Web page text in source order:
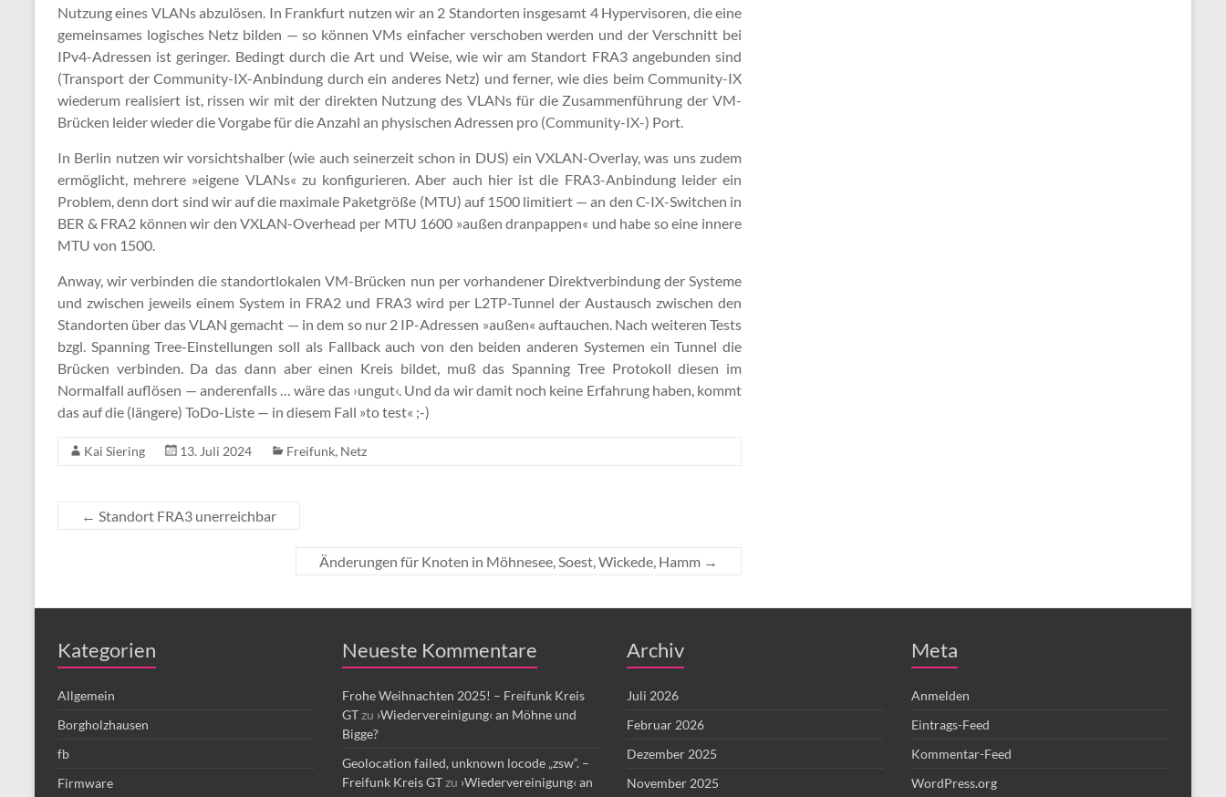
Nutzung eines VLANs abzulösen. In Frankfurt nutzen wir an 2 Standorten insgesamt 4 Hypervisoren, die eine
gemeinsames logisches Netz bilden — so können VMs einfacher verschoben werden und der Verschnitt bei
IPv4-Adressen ist geringer. Bedingt durch die Art und Weise, wie wir am Standort FRA3 angebunden sind
(Transport der Community-IX-Anbindung durch ein anderes Netz) und ferner, wie dies beim Communi­ty-IX
wiederum realisiert ist, rissen wir mit der direkten Nutzung des VLANs für die Zusammenführung der VM-
Brücken leider wieder die Vorgabe für die Anzahl an physischen Adressen pro (Community-IX-) Port.
In Berlin nutzen wir vorsichtshalber (wie auch seinerzeit schon in DUS) ein VXLAN-Overlay, was uns zudem
ermöglicht, mehrere »eigene VLANs« zu konfigurieren. Aber auch hier ist die FRA3-Anbindung leider ein
Problem, denn dort sind wir auf die maximale Paketgröße (MTU) auf 1500 limitiert — an den C-IX-Switchen in
BER & FRA2 können wir den VXLAN-Overhead per MTU 1600 »außen dranpappen« und habe so eine innere
MTU von 1500.
Anway, wir verbinden die standortlokalen VM-Brücken nun per vorhandener Direktverbindung der Systeme
und zwischen jeweils einem System in FRA2 und FRA3 wird per L2TP-Tunnel der Austausch zwischen den
Standorten über das VLAN gemacht — in dem so nur 2 IP-Adressen »außen« auftauchen. Nach weiteren Tests
bzgl. Spanning Tree-Einstellungen soll als Fallback auch von den beiden anderen Systemen ein Tunnel die
Brücken verbinden. Da das dann aber einen Kreis bildet, muß das Spanning Tree Protokoll diesen im
Normalfall auflösen — anderenfalls … wäre das ›ungut‹. Und da wir damit noch keine Erfahrung haben, kommt
das auf die (längere) ToDo-Liste — in diesem Fall »to test« ;-)
Kai Siering 13. Juli 2024 Freifunk, Netz
← Standort FRA3 unerreichbar
Änderungen für Knoten in Möhnesee, Soest, Wickede, Hamm →
Kategorien
Allgemein
Borgholzhausen
fb
Firmware
Neueste Kommentare
Frohe Weihnachten 2025! – Freifunk Kreis
GTzu ›Wiedervereinigung‹ an Möhne und
Bigge?
Geolocation failed, unknown locode „zsw“. –
Freifunk Kreis GTzu ›Wiedervereinigung‹ an
Archiv
Juli 2026
Februar 2026
Dezember 2025
November 2025
Meta
Anmelden
Eintrags-Feed
Kommentar-Feed
WordPress.org